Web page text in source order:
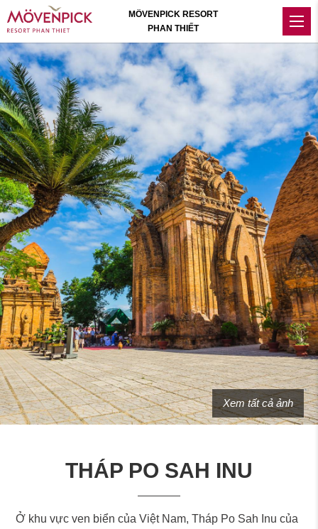
Xem tất cả ảnh
THÁP PO SAH INU
Ở khu vực ven biển của Việt Nam, Tháp Po Sah Inu của
MÖVENPICK RESORT
PHAN THIẾT